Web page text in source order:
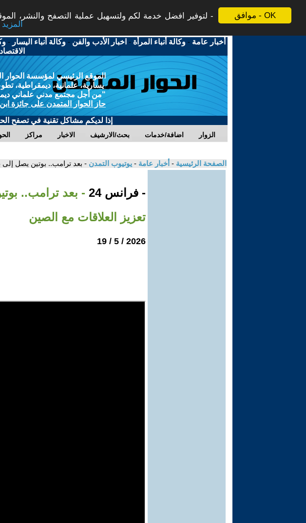
موافق - OK
لتوفير افضل خدمة لكم ولتسهيل عملية التصفح والنشر،
More info - المزيد
أخبار عامة -وكالة أنباء المرأة - اخبار الأدب والفن -وكالة أنباء اليسار -
الاقتصاد
الموقع الرئيسي لمؤسسة الحوار
يسارية، علمانية، ديمقراطية،
"من أجل مجتمع مدني علماني
حاز الحوار المتمدن على جائزة
إذا لديكم مشاكل تقنية في تصفح
مراكز الاخبار بحث/الارشيف اضافة/خدمات الزوار
الصفحة الرئيسية - أخبار عامة - يوتيوب التمدن - بعد ترامب.. بوتين يصل إلى
- فرانس 24
- بعد ترامب..
تعزيز العلاقات مع الصين
2026 / 5 / 19